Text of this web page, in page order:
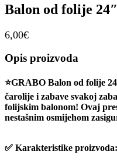
Balon od folije
6,00€
Opis proizvoda
⭐GRABO Balon od folije
čarolije i zabave svakoj
folijskim balonom! Ovaj
nestašnim osmijehom
✅ Karakteristike proizvoda: